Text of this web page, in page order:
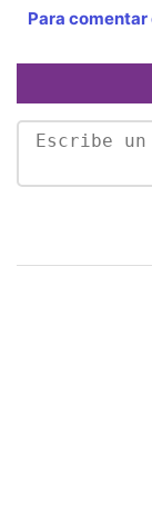
Para